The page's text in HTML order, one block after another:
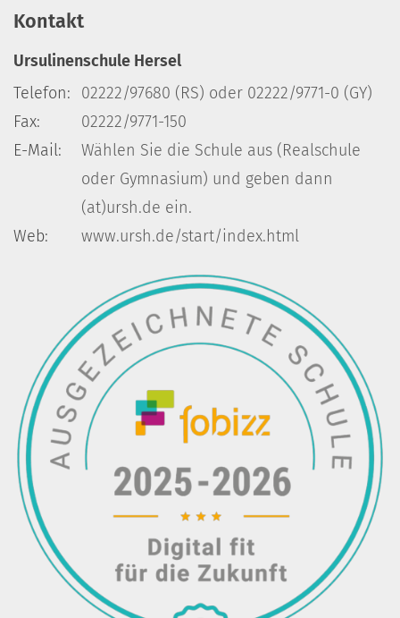
Kontakt
Ursulinenschule Hersel
Telefon:
02222/97680 (RS) oder 02222/9771-0 (GY)
Fax:
02222/9771-150
E-Mail:
Wählen Sie die Schule aus (Realschule
oder Gymnasium) und geben dann
(at)ursh.de ein.
Web:
www.ursh.de/start/index.html